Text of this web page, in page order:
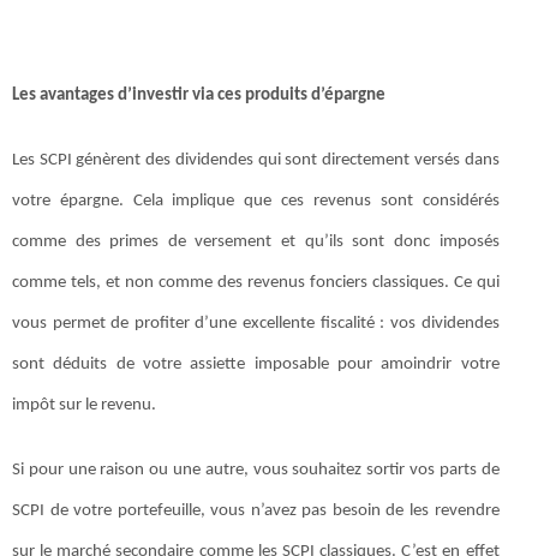
Les avantages d’investir via ces produits d’épargne
Les SCPI génèrent des dividendes qui sont directement versés dans
votre épargne. Cela implique que ces revenus sont considérés
comme des primes de versement et qu’ils sont donc imposés
comme tels, et non comme des revenus fonciers classiques. Ce qui
vous permet de profiter d’une excellente fiscalité : vos dividendes
sont déduits de votre assiette imposable pour amoindrir votre
impôt sur le revenu.
Si pour une raison ou une autre, vous souhaitez sortir vos parts de
SCPI de votre portefeuille, vous n’avez pas besoin de les revendre
sur le marché secondaire comme les SCPI classiques. C’est en effet